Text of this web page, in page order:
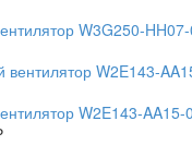
W3G250-
W2E143-